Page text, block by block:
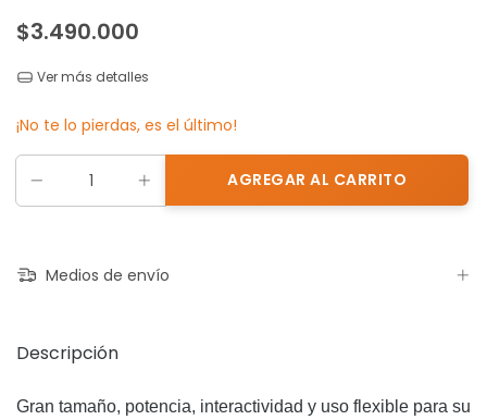
$3.490.000
Ver más detalles
¡No te lo pierdas, es el último!
Medios de envío
Descripción
Gran tamaño, potencia, interactividad y uso flexible para su